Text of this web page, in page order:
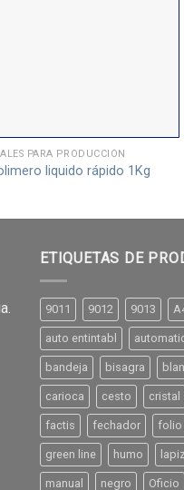
PARA PRODUCCIÓN
liquido rápido 1Kg
ETIQUETAS DE
9011 9012 9013
auto entintabl
bandeja bisagra
carioca cesto cristal
factis fechador folio
green line humo lapiz
manual negro Oficio